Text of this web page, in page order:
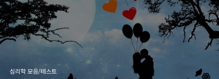
심리학 모음/테스트